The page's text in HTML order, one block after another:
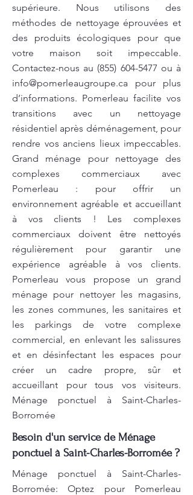
supérieure. Nous utilisons des
méthodes de nettoyage éprouvées et
des produits écologiques pour que
votre maison soit impeccable.
Contactez-nous au (855) 604-5477 ou à
info@pomerleaugroupe.ca pour plus
d’informations. Pomerleau facilite vos
transitions avec un nettoyage
résidentiel après déménagement, pour
rendre vos anciens lieux impeccables.
Grand ménage pour nettoyage des
complexes commerciaux avec
Pomerleau : pour offrir un
environnement agréable et accueillant
à vos clients ! Les complexes
commerciaux doivent être nettoyés
régulièrement pour garantir une
expérience agréable à vos clients.
Pomerleau vous propose un grand
ménage pour nettoyer les magasins,
les zones communes, les sanitaires et
les parkings de votre complexe
commercial, en enlevant les salissures
et en désinfectant les espaces pour
créer un cadre propre, sûr et
accueillant pour tous vos visiteurs.
Ménage ponctuel à Saint-Charles-
Borromée
Besoin d'un service de Ménage
ponctuel à Saint-Charles-Borromée ?
Ménage ponctuel à Saint-Charles-
Borromée: Optez pour Pomerleau